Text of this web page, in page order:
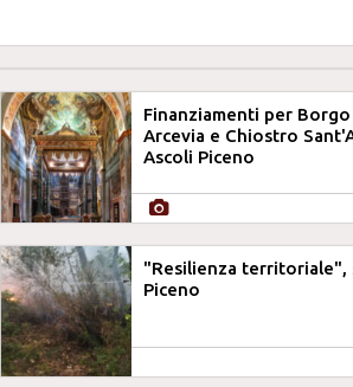
Finanziamenti per
Arcevia e Chiostro
Ascoli Piceno
"Resilienza territoriale",
Piceno